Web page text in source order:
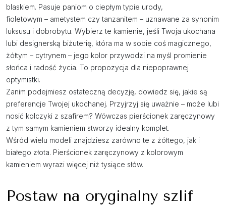
blaskiem. Pasuje paniom o ciepłym typie urody,
fioletowym – ametystem czy tanzanitem – uznawane za synonim
luksusu i dobrobytu. Wybierz te kamienie, jeśli Twoja ukochana
lubi designerską biżuterię, która ma w sobie coś magicznego,
żółtym – cytrynem – jego kolor przywodzi na myśl promienie
słońca i radość życia. To propozycja dla niepoprawnej
optymistki.
Zanim podejmiesz ostateczną decyzję, dowiedz się, jakie są
preferencje Twojej ukochanej. Przyjrzyj się uważnie – może lubi
nosić kolczyki z szafirem? Wówczas pierścionek zaręczynowy
z tym samym kamieniem stworzy idealny komplet.
Wśród wielu modeli znajdziesz zarówno te z żółtego, jak i
białego złota. Pierścionek zaręczynowy z kolorowym
kamieniem wyrazi więcej niż tysiące słów.
Postaw na oryginalny szlif